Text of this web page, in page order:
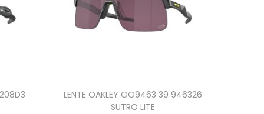
LENTE OAKLEY OO9463 39 946326
SUTRO LITE